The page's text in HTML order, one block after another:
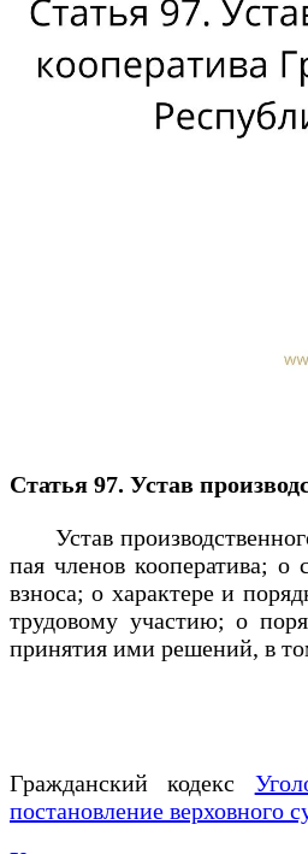
Статья 97. Устав
Устав
пая членов кооператива; о
взноса; о характере и
трудовому участию; о
принятия ими решений, в
Гражданский кодекс
постановление верховного